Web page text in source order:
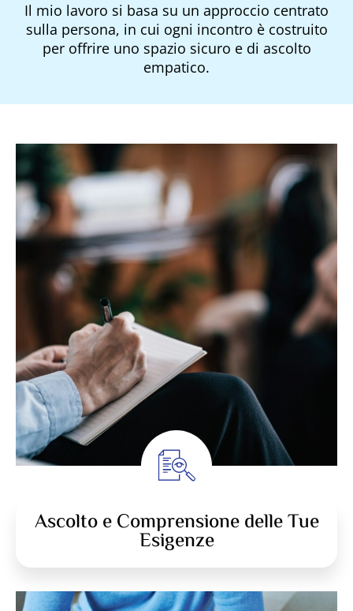
Il mio lavoro si basa su un approccio centrato
sulla persona, in cui ogni incontro è costruito
per offrire uno spazio sicuro e di ascolto
empatico.
Ascolto e Comprensione delle Tue
Esigenze